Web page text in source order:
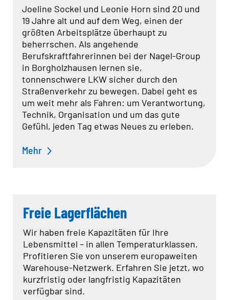
Joeline Sockel und Leonie Horn sind 20 und
19 Jahre alt und auf dem Weg, einen der
größten Arbeitsplätze überhaupt zu
beherrschen. Als angehende
Berufskraftfahrerinnen bei der Nagel-Group
in Borgholzhausen lernen sie,
tonnenschwere LKW sicher durch den
Straßenverkehr zu bewegen. Dabei geht es
um weit mehr als Fahren: um Verantwortung,
Technik, Organisation und um das gute
Gefühl, jeden Tag etwas Neues zu erleben.
Mehr
Freie Lagerflächen
Wir haben freie Kapazitäten für Ihre
Lebensmittel – in allen Temperaturklassen.
Profitieren Sie von unserem europaweiten
Warehouse-Netzwerk. Erfahren Sie jetzt, wo
kurzfristig oder langfristig Kapazitäten
verfügbar sind.